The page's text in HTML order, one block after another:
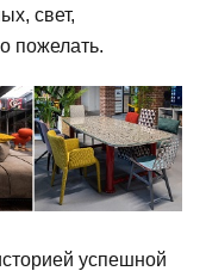
свет,
пожелать.
успешной